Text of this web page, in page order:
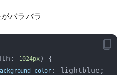
バラバラ
1024px) {
color: lightblue; }